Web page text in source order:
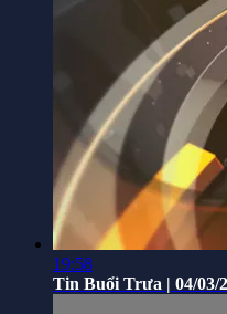
19:58
Tin Buổi Trưa | 04/03/